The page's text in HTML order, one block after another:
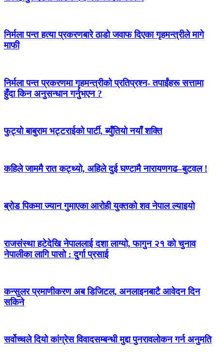
निर्मला पन्त हत्या प्रकरणबारे ठाडो जवाफ दिएका गृहमन्त्रीले मागे
माफी
निर्मला पन्त प्रकरणमा गृहमन्त्रीको प्रतिप्रश्न- तपाईंहरू सत्तामा
हुँदा किन अनुसन्धान गर्नुभएन ?
फुट्यो बाबुराम भट्टराईको पार्टी, ब्युँतियो नयाँ शक्ति
कहिले जाममै रात कट्थ्यो, अहिले दुई घण्टामै नारायणगढ–बुटवल !
ब्रोड पिकमा ज्यान गुमाएका आरोही युक्तको शव नेपाल ल्याइयो
राजसंस्था हटेदेखि नेपाललाई दशा लाग्यो, फागुन २१ को चुनाव
नेपालीका लागि पासो : दुर्गा प्रसाई
कन्सुलर प्रमाणीकरण अब डिजिटल, अनलाइनबाटै आवेदन दिन
सकिने
सर्वोच्चले दियो कांग्रेस विवादसम्बन्धी मुद्दा पुनरावलोकन गर्न अनुमति